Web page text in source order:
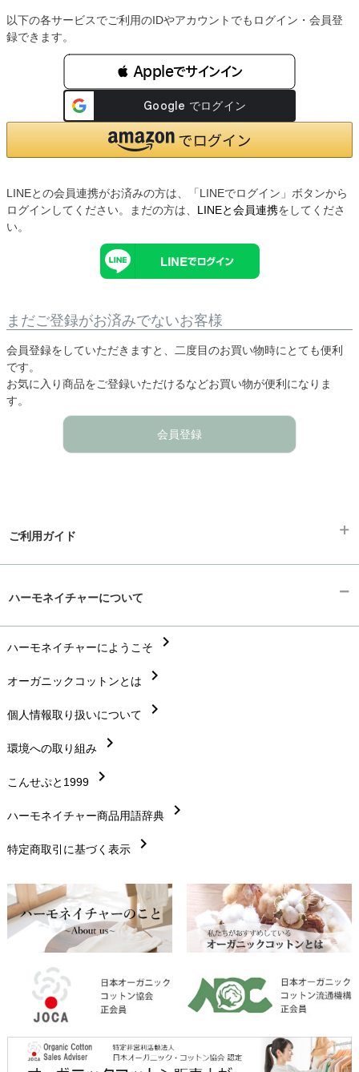
以下の各サービスでご利用のIDやアカウントでもログイン・会員登
録できます。
 Appleでサインイン
LINEとの会員連携がお済みの方は、「LINEでログイン」ボタンから
ログインしてください。まだの方は、 LINEと会員連携をしてくださ
い。
まだご登録がお済みでないお客様
会員登録をしていただきますと、二度目のお買い物時にとても便利
です。
お気に入り商品をご登録いただけるなどお買い物が便利になりま
す。
会員登録
ご利用ガイド
配送と送料chevron_right
在庫状況と発送予定chevron_right
サイズ・寸法chevron_right
生地・素材chevron_right
お手入れについて chevron_right
レビューを書こうchevron_right
返品交換chevron_right
FAXでのご注文 chevron_right
お問い合わせchevron_right
ハーモネイチャーについて
ハーモネイチャーにようこそ chevron_right
オーガニックコットンとは chevron_right
個人情報取り扱いについて chevron_right
環境への取り組み chevron_right
こんせぷと1999 chevron_right
ハーモネイチャー商品用語辞典 chevron_right
特定商取引に基づく表示 chevron_right